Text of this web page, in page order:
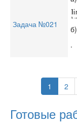
Задача №021
б)
.
1 2
Готовые